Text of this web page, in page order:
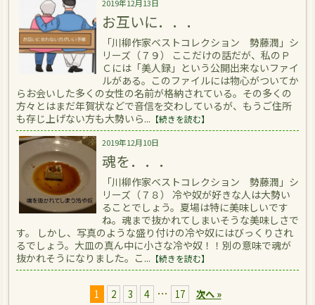
2019年12月13日
お互いに．．．
「川柳作家ベストコレクション 勢藤潤」シ
リーズ（７９） ここだけの話だが、私のＰ
Ｃには「美人録」という公開出来ないファイ
ルがある。このファイルには物心がついてか
らお会いした多くの女性の名前が格納されている。その多くの
方々とはまだ年賀状などで音信を交わしているが、もうご住所
も存じ上げない方も大勢いら... 【続きを読む】
2019年12月10日
魂を．．．
「川柳作家ベストコレクション 勢藤潤」シ
リーズ（７８） 冷や奴が好きな人は大勢い
ることでしょう。夏場は特に美味しいです
ね。魂まで抜かれてしまいそうな美味しさで
す。 しかし、写真のような盛り付けの冷や奴にはびっくりされ
るでしょう。大皿の真ん中に小さな冷や奴！！別の意味で魂が
抜かれそうになりました。こ... 【続きを読む】
1 2 3 4 … 17 次へ »